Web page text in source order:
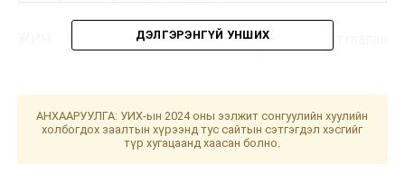
ЖИЧ: Цаг агаарын нөхцөл байдлаас шалтгаалан
дараа хийдэг нөхцөл байдлыг харгалзан үзэж,
хүлээцтэй хандахыг хэрэгчлэгч та бүхнээс хүсье.
ДЭЛГЭРЭНГҮЙ УНШИХ
АНХААРУУЛГА: УИХ-ын 2024 оны ээлжит сонгуулийн хуулийн
холбогдох заалтын хүрээнд тус сайтын сэтгэгдэл хэсгийг
түр хугацаанд хаасан болно.